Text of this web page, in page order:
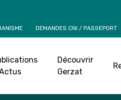
DEMANDES CNI / PASSEPORT
Découvrir
Gerzat